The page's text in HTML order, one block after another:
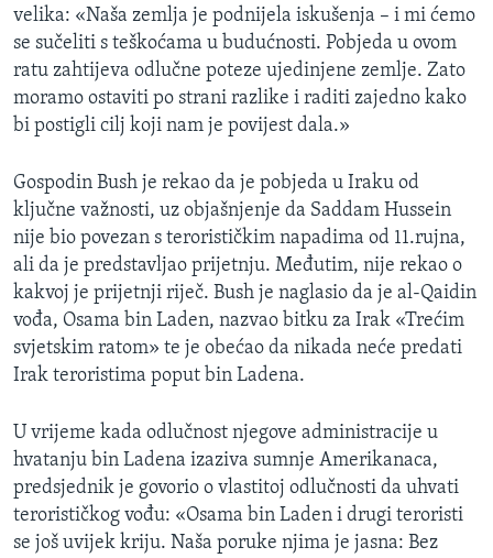
velika: «Naša zemlja je podnijela iskušenja – i mi ćemo
se sučeliti s teškoćama u budućnosti. Pobjeda u ovom
ratu zahtijeva odlučne poteze ujedinjene zemlje. Zato
moramo ostaviti po strani razlike i raditi zajedno kako
bi postigli cilj koji nam je povijest dala.»
Gospodin Bush je rekao da je pobjeda u Iraku od
ključne važnosti, uz objašnjenje da Saddam Hussein
nije bio povezan s terorističkim napadima od 11.rujna,
ali da je predstavljao prijetnju. Međutim, nije rekao o
kakvoj je prijetnji riječ. Bush je naglasio da je al-Qaidin
vođa, Osama bin Laden, nazvao bitku za Irak «Trećim
svjetskim ratom» te je obećao da nikada neće predati
Irak teroristima poput bin Ladena.
U vrijeme kada odlučnost njegove administracije u
hvatanju bin Ladena izaziva sumnje Amerikanaca,
predsjednik je govorio o vlastitoj odlučnosti da uhvati
terorističkog vođu: «Osama bin Laden i drugi teroristi
se još uvijek kriju. Naša poruke njima je jasna: Bez